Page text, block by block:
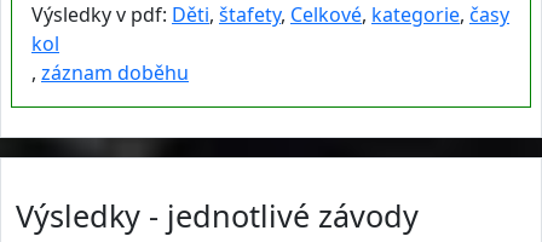
Výsledky v pdf: Děti, štafety, Celkové, kategorie, časy
kol
, záznam doběhu
Výsledky - jednotlivé závody